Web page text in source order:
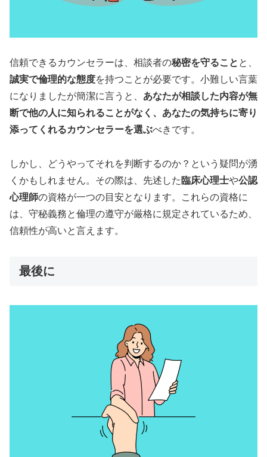
信頼できるカウンセラーは、相談者の秘密を守ること と、
誠実で倫理的な態度を持つことが必要です。小難しい言葉
になりましたが簡潔に言うと、 あなたが相談した内容が無
断で他の人に知られることがなく、あなたの気持ちに寄り
添ってくれるカウンセラーを選ぶべきです。
しかし、どうやってそれを判断するのか？という疑問が湧
くかもしれません。その際は、先述した 臨床心理士や公認
心理師の資格が一つの目安となります。これらの資格に
は、守秘義務と倫理の遵守が厳格に規定されているため、
信頼性が高いと言えます。
最後に